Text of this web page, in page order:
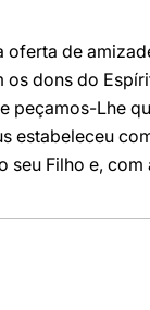
oferta de
os dons do
peçamos-Lhe
estabeleceu
seu Filho e, com